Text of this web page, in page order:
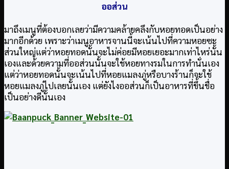
ออส่วน
มาถึงเมนูที่ต้องบอกเลยว่ามีความคล้ายคลึงกับหอยทอดเป็นอย่าง
มากอีกด้วย เพราะว่าเมนูอาหารจานนี้จะเน้นไปที่ความหอยซะ
ส่วนใหญ่แต่ว่าหอยทอดนั้นจะไม่ค่อยมีหอยเยอะมากเท่าไหร่นั้น
เองและด้วยความที่ออส่วนนั้นจะใช้หอยทางรมในการทำนั่นเอง
แต่ว่าหอยทอดนั้นจะเน้นไปที่หอยแมลงภู่หรือบางร้านก็จะใช้
หอยแมลงภู่ไปเลยนั้นเอง แต่ยังไงออส่วนก็เป็นอาหารที่ขึ้นชื่อ
เป็นอย่างดีนั้นเอง